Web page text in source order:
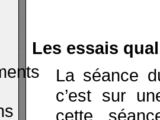
Les essais
La séance
c’est sur
cette